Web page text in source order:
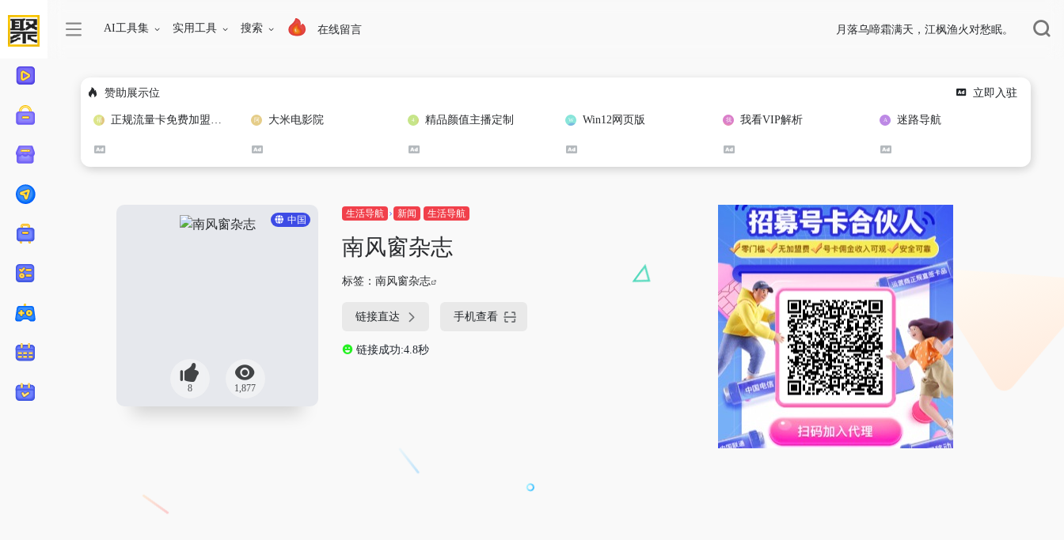
AI工具集 实用工具 搜索 在线留言 月落乌啼霜满天，江枫渔火对愁眠。
赞助展示位 立即入驻
正规流量卡免费加盟合作 大米电影院 精品颜值主播定制 Win12网页版 我看VIP解析 迷路导航
中国
8 1,877
生活导航 新闻 生活导航
南风窗杂志
标签： 南风窗杂志
链接直达 手机查看
链接成功:4.8秒